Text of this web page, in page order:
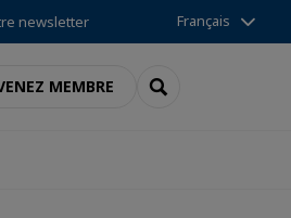
newsletter Français
MEMBRE RECHERCHER